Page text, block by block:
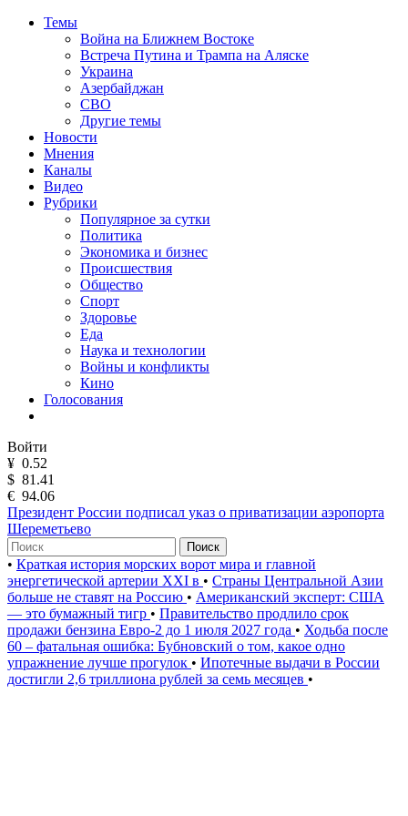
Темы
Война на Ближнем Востоке
Встреча Путина и Трампа на Аляске
Украина
Азербайджан
СВО
Другие темы
Новости
Мнения
Каналы
Видео
Рубрики
Популярное за сутки
Политика
Экономика и бизнес
Происшествия
Общество
Спорт
Здоровье
Еда
Наука и технологии
Войны и конфликты
Кино
Голосования
Войти
¥ 0.52
$ 81.41
€ 94.06
Президент России подписал указ о приватизации аэропорта
Шереметьево
Поиск
• Краткая история морских ворот мира и главной
энергетической артерии XXI в • Страны Центральной Азии
больше не ставят на Россию • Американский эксперт: США
— это бумажный тигр • Правительство продлило срок
продажи бензина Евро-2 до 1 июля 2027 года • Ходьба после
60 – фатальная ошибка: Бубновский о том, какое одно
упражнение лучше прогулок • Ипотечные выдачи в России
достигли 2,6 триллиона рублей за семь месяцев •